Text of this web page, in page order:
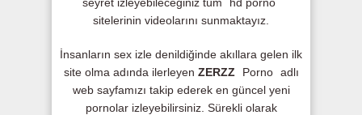
sitelerinin videolarını sunmaktayız.
İnsanların sex izle denildiğinde akıllara gelen ilk
site olma adında ilerleyen ZERZZ Porno adlı
web sayfamızı takip ederek en güncel yeni
pornolar izleyebilirsiniz. Sürekli olarak